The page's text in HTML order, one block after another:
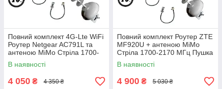
Повний комплект 4G-Lte WiFi
Роутер Netgear AC791L та
антеною MiMo Стріла 1700-
2170 МГц (Пушка) на 20 дБ
В наявності
4 050 ₴ 4 350 ₴
Повний комплект Роутер ZTE
MF920U + антеною MiMo
Стріла 1700-2170 МГц Пушка
з посиленням 20 дБ
В наявності
4 900 ₴ 5 030 ₴